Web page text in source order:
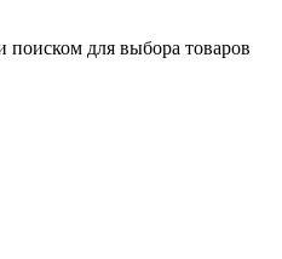
поиском для выбора товаров